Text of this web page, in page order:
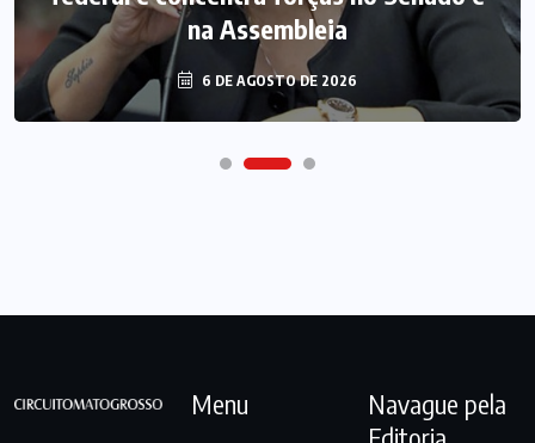
na Assembleia
6 DE AGOSTO DE 2026
Menu
Navague pela